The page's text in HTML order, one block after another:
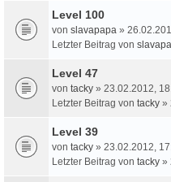
Level 100
von slavapapa »
Letzter Beitrag von
Level 47
von tacky » 23.02.2012,
Letzter Beitrag von tacky »
Level 39
von tacky » 23.02.2012,
Letzter Beitrag von tacky »